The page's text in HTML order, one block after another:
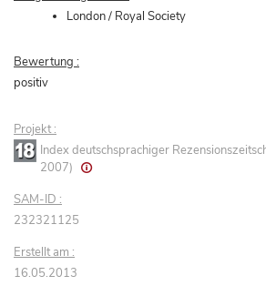
London / Royal Society
Bewertung :
positiv
Projekt :
Index deutschsprachiger
2007)
SAM-ID :
232321125
Erstellt am :
16.05.2013